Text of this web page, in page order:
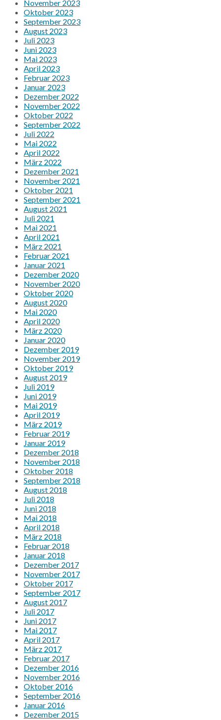
November 2023
Oktober 2023
September 2023
August 2023
Juli 2023
Juni 2023
Mai 2023
April 2023
Februar 2023
Januar 2023
Dezember 2022
November 2022
Oktober 2022
September 2022
Juli 2022
Mai 2022
April 2022
März 2022
Dezember 2021
November 2021
Oktober 2021
September 2021
August 2021
Juli 2021
Mai 2021
April 2021
März 2021
Februar 2021
Januar 2021
Dezember 2020
November 2020
Oktober 2020
August 2020
Mai 2020
April 2020
März 2020
Januar 2020
Dezember 2019
November 2019
Oktober 2019
August 2019
Juli 2019
Juni 2019
Mai 2019
April 2019
März 2019
Februar 2019
Januar 2019
Dezember 2018
November 2018
Oktober 2018
September 2018
August 2018
Juli 2018
Juni 2018
Mai 2018
April 2018
März 2018
Februar 2018
Januar 2018
Dezember 2017
November 2017
Oktober 2017
September 2017
August 2017
Juli 2017
Juni 2017
Mai 2017
April 2017
März 2017
Februar 2017
Dezember 2016
November 2016
Oktober 2016
September 2016
Januar 2016
Dezember 2015